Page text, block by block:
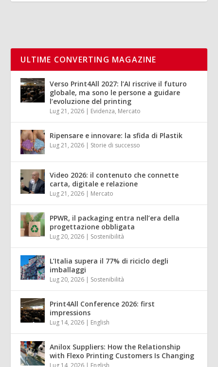
ULTIME CONVERTING MAGAZINE
Verso Print4All 2027: l’AI riscrive il futuro
globale, ma sono le persone a guidare
l’evoluzione del printing
Lug 21, 2026 | Evidenza, Mercato
Ripensare e innovare: la sfida di Plastik
Lug 21, 2026 | Storie di successo
Video 2026: il contenuto che connette
carta, digitale e relazione
Lug 21, 2026 | Mercato
PPWR, il packaging entra nell’era della
progettazione obbligata
Lug 20, 2026 | Sostenibilità
L’Italia supera il 77% di riciclo degli
imballaggi
Lug 20, 2026 | Sostenibilità
Print4All Conference 2026: first
impressions
Lug 14, 2026 | English
Anilox Suppliers: How the Relationship
with Flexo Printing Customers Is Changing